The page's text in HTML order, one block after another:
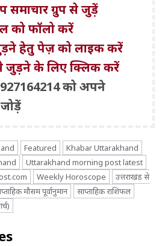
समाचार ग्रुप से जुड़ें
को फॉलो करें
हेतु पेज़ को लाइक करें
से जुड़ने के लिए क्लिक करें
को अपने
Featured
Khabar Uttarakhand
Uttarakhand morning post latest
Weekly Horoscope
उत्तराखंड से
मौसम पूर्वानुमान
साप्ताहिक राशिफल